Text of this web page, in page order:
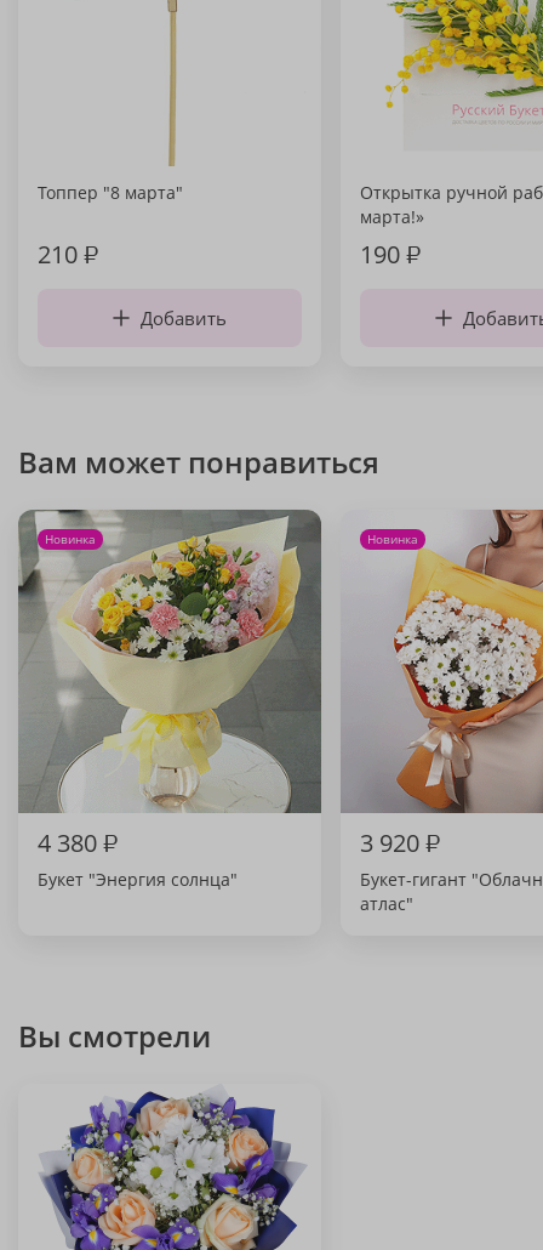
Топпер "8 марта"
210₽
Добавить
Открытка ручной
марта!»
190₽
Вам может понравиться
Новинка
4 380₽
Букет "Энергия солнца"
Новинка
3 920₽
Букет-гигант
атлас"
Вы смотрели